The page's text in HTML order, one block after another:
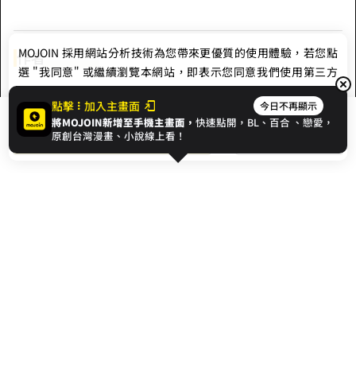
開始閱讀
作者
星夜辰
Hashtag
點擊 加入主畫面 今日不再顯示
將MOJOIN新增至手機主畫面，快速點開，BL、百合 、戀愛，
原創台灣漫畫、小說線上看！
MOJOIN 採用網站分析技術為您帶來更優質的使用體驗，若您點
選 "我同意" 或繼續瀏覽本網站，即表示您同意我們使用第三方
Cookie，欲瞭解更多資訊請見隱私權政策。
我同意